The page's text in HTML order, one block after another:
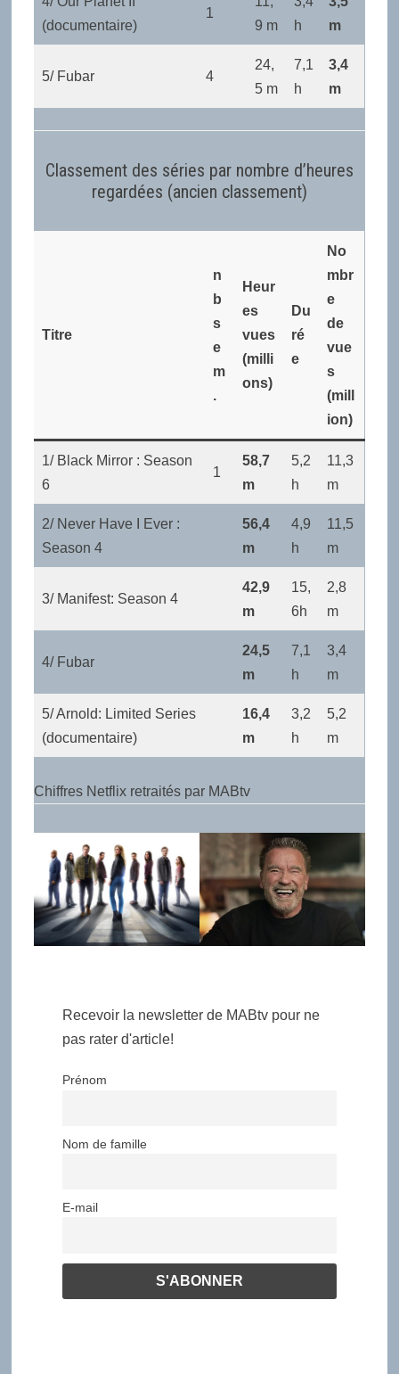
(documentaire)
1
9 m
h
m
5/ Fubar 4
24,
5 m
7,1
h
3,4
m
Classement des séries par nombre d’heures
regardées (ancien classement)
Titre
n
b
s
e
m
.
Heur
es
vues
(milli
ons)
Du
ré
e
No
mbr
e
de
vue
s
(mill
ion)
1/ Black Mirror : Season
6
1
58,7
m
5,2
h
11,3
m
2/ Never Have I Ever :
Season 4
56,4
m
4,9
h
11,5
m
3/ Manifest: Season 4
42,9
m
15,
6h
2,8
m
4/ Fubar
24,5
m
7,1
h
3,4
m
5/ Arnold: Limited Series
(documentaire)
16,4
m
3,2
h
5,2
m
Chiffres Netflix retraités par MABtv
Recevoir la newsletter de MABtv pour ne
pas rater d'article!
Prénom
Nom de famille
E-mail